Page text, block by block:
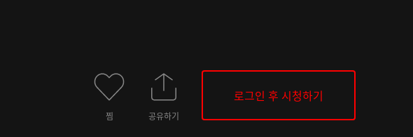
찜 공유하기
로그인 후 시청하기